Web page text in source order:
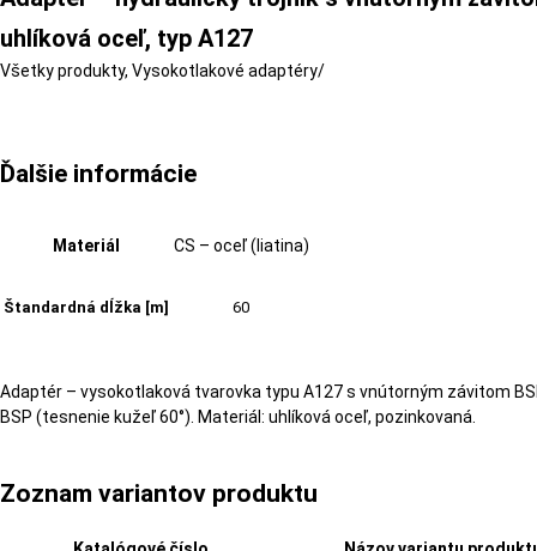
uhlíková oceľ, typ A127
Všetky produkty, Vysokotlakové adaptéry/
Ďalšie informácie
Materiál CS – oceľ (liatina)
Štandardná dĺžka [m] 60
Adaptér – vysokotlaková tvarovka typu A127 s vnútorným závitom
BSP (tesnenie kužeľ 60°). Materiál: uhlíková oceľ, pozinkovaná.
Zoznam variantov produktu